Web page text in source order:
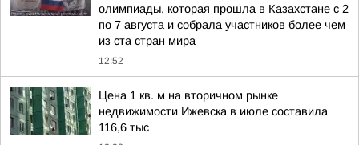
олимпиады, которая прошла в Казахстане с 2
по 7 августа и собрала участников более чем
из ста стран мира
12:52
Цена 1 кв. м на вторичном рынке
недвижимости Ижевска в июле составила
116,6 тыс